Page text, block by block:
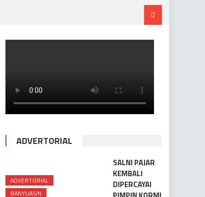
ADVERTORIAL
ADVERTORIAL
BANYUASIN
SALNI PAJAR
KEMBALI
DIPERCAYAI